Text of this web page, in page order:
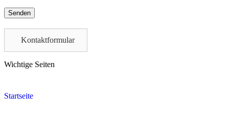
Please
leave
empty.Kontaktformular
Wichtige Seiten
Startseite